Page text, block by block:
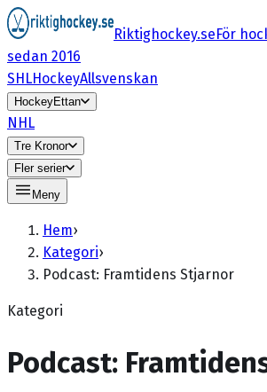
Riktighockey.seFör
sedan 2016
SHLHockeyAllsvenskan
HockeyEttan
NHL
Tre Kronor
Fler serier
Meny
Hem›
Kategori›
Podcast: Framtidens Stjarnor
Kategori
Podcast: